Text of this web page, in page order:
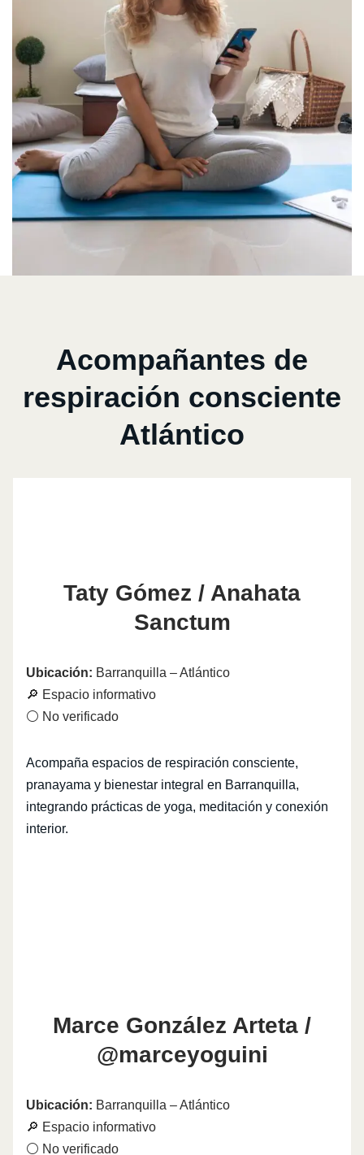
Acompañantes de
respiración consciente
Atlántico
Taty Gómez / Anahata
Sanctum
Ubicación: Barranquilla – Atlántico
🔎 Espacio informativo
⚪ No verificado
Acompaña espacios de respiración consciente,
pranayama y bienestar integral en Barranquilla,
integrando prácticas de yoga, meditación y conexión
interior.
Marce González Arteta /
@marceyoguini
Ubicación: Barranquilla – Atlántico
🔎 Espacio informativo
⚪ No verificado